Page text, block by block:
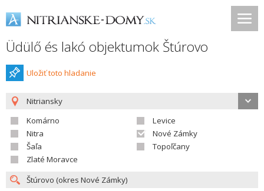
Üdülő és lakó objektumok Štúrovo
Uložiť toto hladanie
Nitriansky
Komárno
Levice
Nitra
Nové Zámky
Šaľa
Topoľčany
Zlaté Moravce